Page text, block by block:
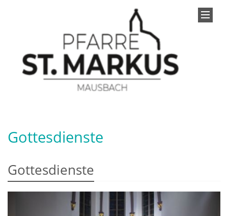
Gottesdienste
Gottesdienste